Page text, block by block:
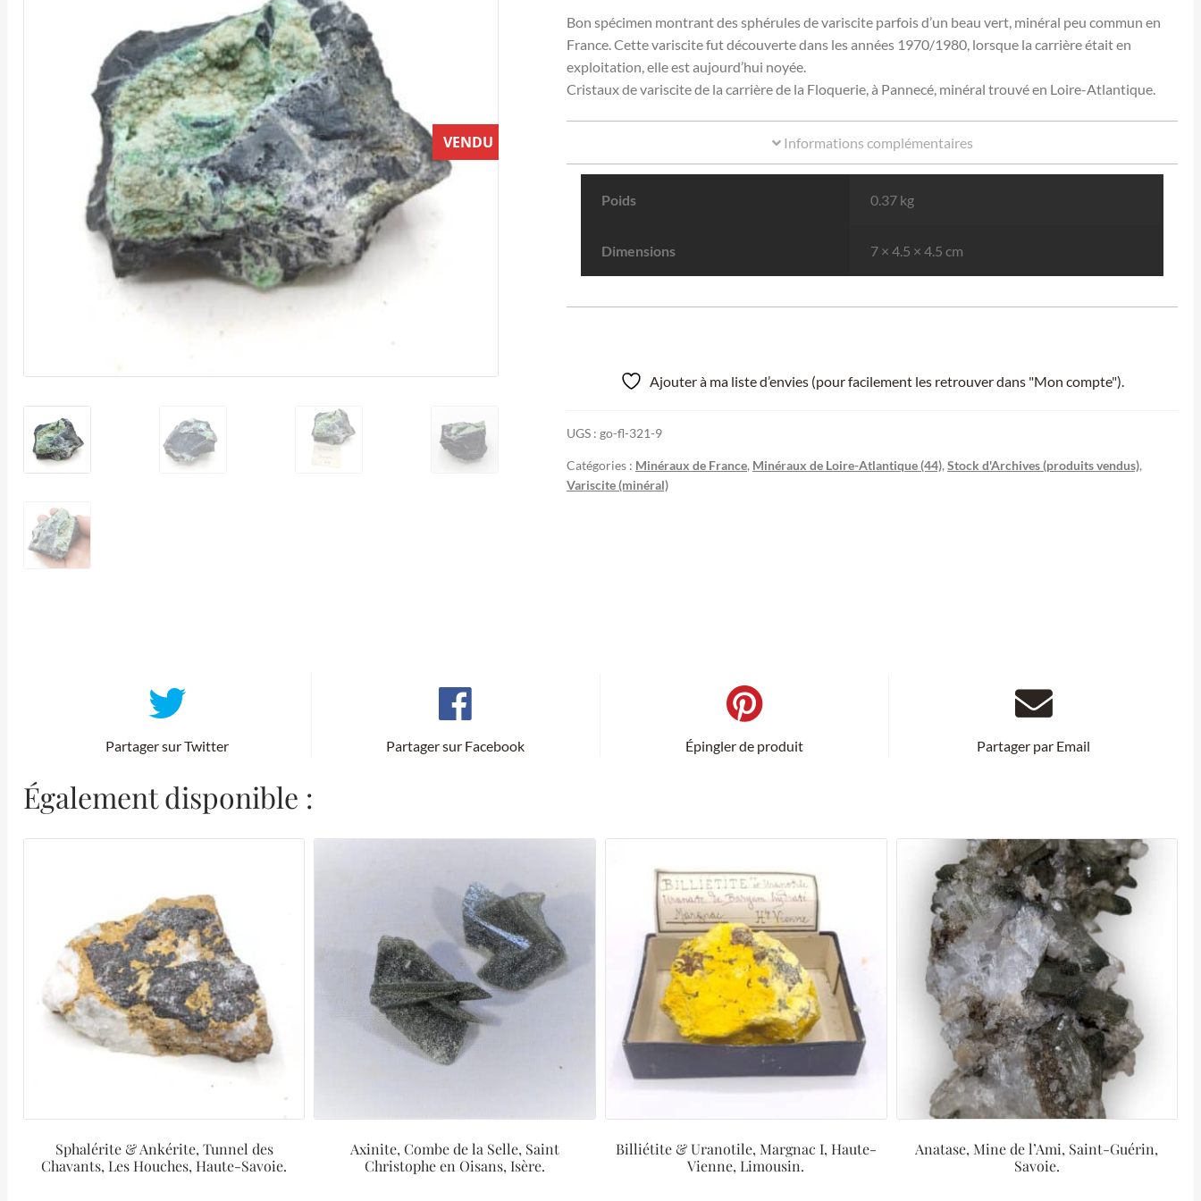
VENDU
Bon spécimen montrant des sphérules de variscite parfois d’un beau vert, minéral peu commun en
France. Cette variscite fut découverte dans les années 1970/1980, lorsque la carrière était en
exploitation, elle est aujourd’hui noyée.
Cristaux de variscite de la carrière de la Floquerie, à Pannecé, minéral trouvé en Loire-Atlantique.
Informations complémentaires
Poids 0.37 kg
Dimensions 7 × 4.5 × 4.5 cm
Ajouter à ma liste d’envies (pour facilement les retrouver dans "Mon compte").
UGS : go-fl-321-9
Catégories : Minéraux de France, Minéraux de Loire-Atlantique (44), Stock d'Archives (produits vendus),
Variscite (minéral)
Partager sur Twitter Partager sur Facebook Épingler de produit Partager par Email
Également disponible :
Sphalérite & Ankérite, Tunnel des
Chavants, Les Houches, Haute-Savoie.
Axinite, Combe de la Selle, Saint
Christophe en Oisans, Isère.
Billiétite & Uranotile, Margnac I, Haute-
Vienne, Limousin.
Anatase, Mine de l’Ami, Saint-Guérin,
Savoie.